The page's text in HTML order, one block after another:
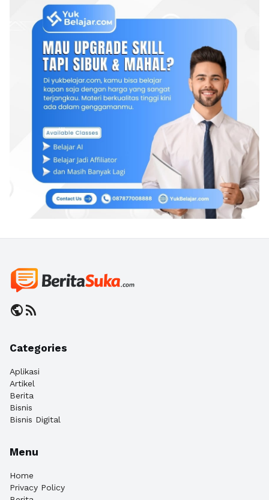
publicrss_feed
Categories
Aplikasi
Artikel
Berita
Bisnis
Bisnis Digital
Menu
Home
Privacy Policy